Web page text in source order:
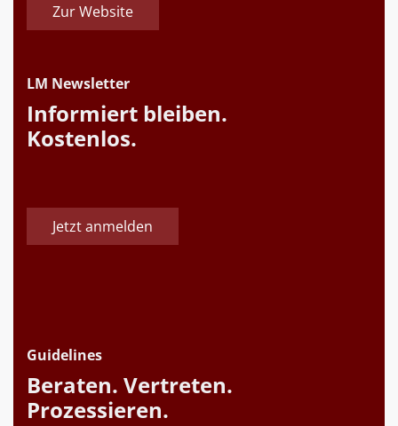
Zur Website
LM Newsletter
Informiert bleiben.
Kostenlos.
Jetzt anmelden
Guidelines
Beraten. Vertreten.
Prozessieren.